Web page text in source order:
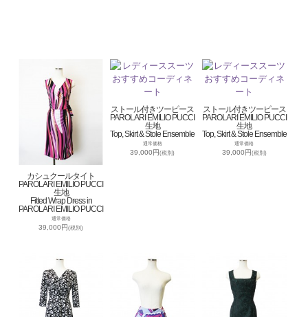
カシュクールタイト
PAROLARI EMILIO PUCCI
生地
Fitted Wrap Dress in
PAROLARI EMILIO PUCCI
通常価格
39,000円(税別)
ストール付きツーピース
PAROLARI EMILIO PUCCI
生地
Top, Skirt & Stole Ensemble
通常価格
39,000円(税別)
ストール付きツーピース
PAROLARI EMILIO PUCCI
生地
Top, Skirt & Stole Ensemble
通常価格
39,000円(税別)